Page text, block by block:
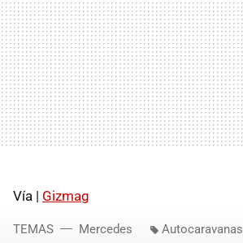
Vía | Gizmag
TEMAS Mercedes Autocaravanas